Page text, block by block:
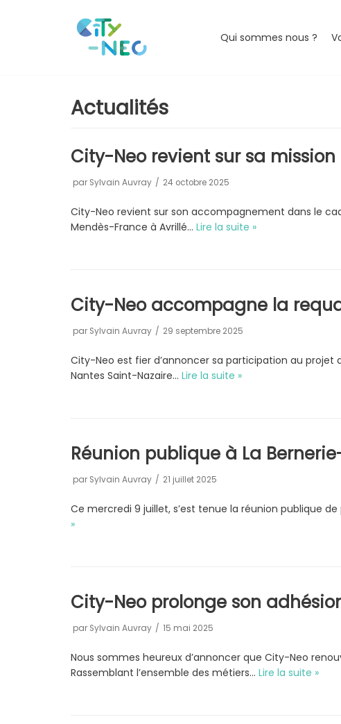
Qui sommes nous ?
Actualités
City-Neo revient sur sa
par Sylvain Auvray 24 octobre 2025
City-Neo revient sur son accompagnement dans le
Mendès-France à Avrillé… Lire la suite »
City-Neo accompagne la
par Sylvain Auvray 29 septembre 2025
City-Neo est fier d’annoncer sa participation au projet
Nantes Saint-Nazaire… Lire la suite »
Réunion publique à La
par Sylvain Auvray 21 juillet 2025
Ce mercredi 9 juillet, s’est tenue la réunion publique
»
City-Neo prolonge son
par Sylvain Auvray 15 mai 2025
Nous sommes heureux d’annoncer que City-Neo
Rassemblant l’ensemble des métiers… Lire la suite »